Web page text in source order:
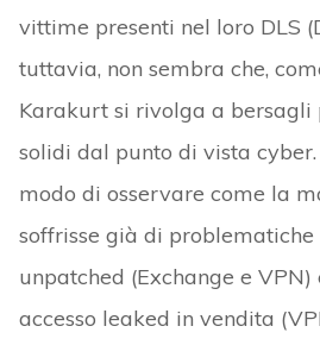
vittime presenti nel loro DLS
tuttavia, non sembra che,
Karakurt si rivolga a
solidi dal punto di vista
modo di osservare come la
soffrisse già di
unpatched (Exchange e
accesso leaked in vendita